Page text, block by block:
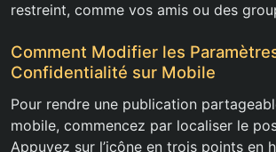
restreint, comme vos amis ou des
Comment Modifier les
Confidentialité sur Mobile
Pour rendre une publication
mobile, commencez par localiser le
Appuyez sur l’icône en trois points en